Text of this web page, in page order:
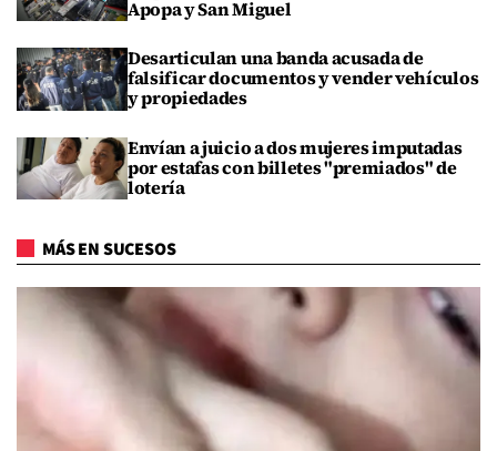
Apopa y San Miguel
Desarticulan una banda acusada de
falsificar documentos y vender vehículos
y propiedades
Envían a juicio a dos mujeres imputadas
por estafas con billetes "premiados" de
lotería
MÁS EN SUCESOS